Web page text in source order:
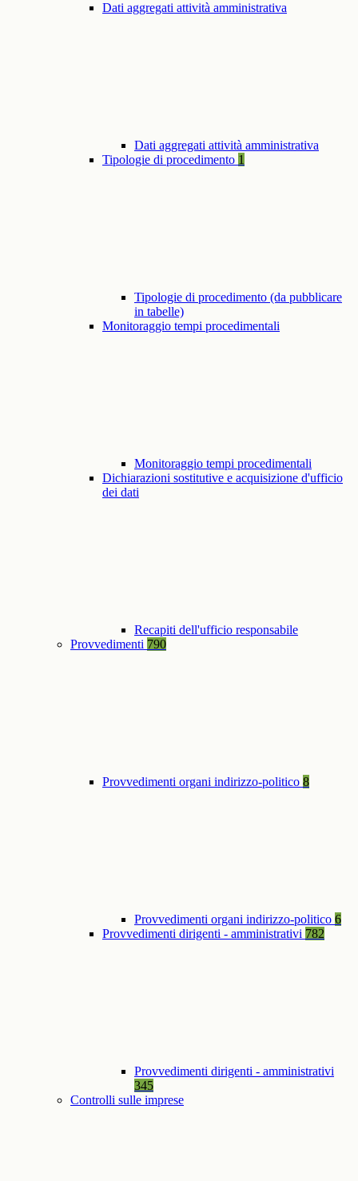
Dati aggregati attività amministrativa
Dati aggregati attività amministrativa
Tipologie di procedimento 1
Tipologie di procedimento (da pubblicare
in tabelle)
Monitoraggio tempi procedimentali
Monitoraggio tempi procedimentali
Dichiarazioni sostitutive e acquisizione d'ufficio
dei dati
Recapiti dell'ufficio responsabile
Provvedimenti 790
Provvedimenti organi indirizzo-politico 8
Provvedimenti organi indirizzo-politico 6
Provvedimenti dirigenti - amministrativi 782
Provvedimenti dirigenti - amministrativi
345
Controlli sulle imprese